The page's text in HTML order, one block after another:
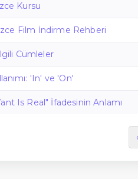
Kursu
Film İndirme Rehberi
Cümleler
'In' ve 'On'
Is Real" İfadesinin Anlamı